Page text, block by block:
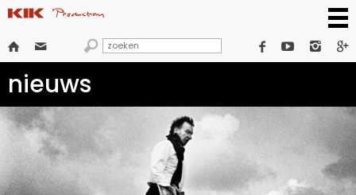
      
nieuws